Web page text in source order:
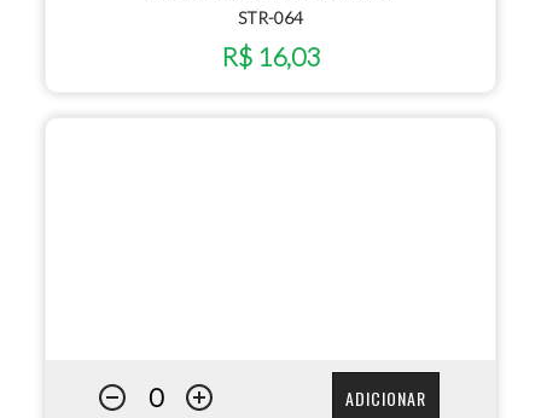
STR-064
R$ 16,03
ADICIONAR